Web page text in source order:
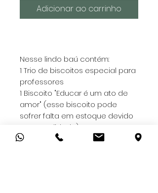
Adicionar ao carrinho
Nesse lindo baú contém:
1 Trio de biscoitos especial para
professores
1 Biscoito "Educar é um ato de
amor" (esse biscoito pode
sofrer falta em estoque devido
a sazonalidade)
1 Mini torrada Vermont